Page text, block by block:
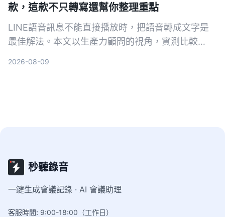
款，這款不只轉寫還幫你整理重點
LINE語音訊息不能直接播放時，把語音轉成文字是
最佳解法。本文以生產力顧問的視角，實測比較
2026-08-09
秒聽錄音
一鍵生成會議記錄 · AI 會議助理
客服時間: 9:00-18:00（工作日）